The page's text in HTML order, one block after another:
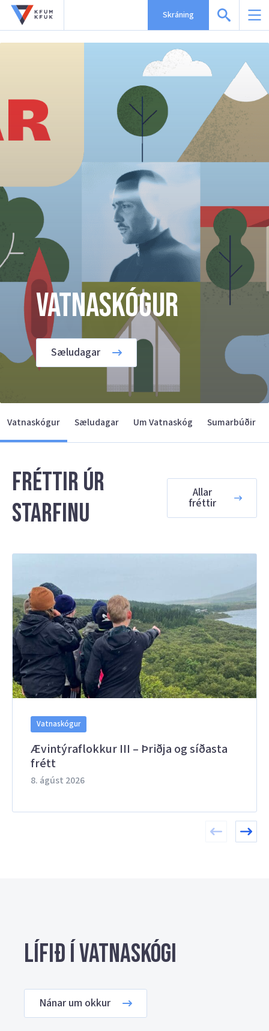
Skráning
Vatnaskógur
Sæludagar
Vatnaskógur Sæludagar Um Vatnaskóg Sumarbúðir
Fréttir úr
starfinu
Allar
fréttir
Vatnaskógur
Ævintýraflokkur III – Þriðja og síðasta
frétt
8. ágúst 2026
Lífið í Vatnaskógi
Nánar um okkur